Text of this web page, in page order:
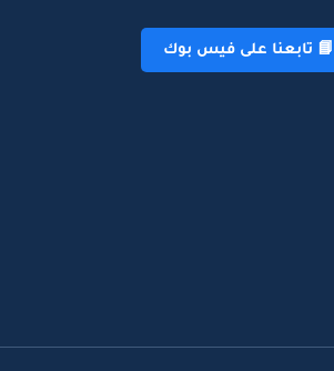
تابعنا على فيس بوك